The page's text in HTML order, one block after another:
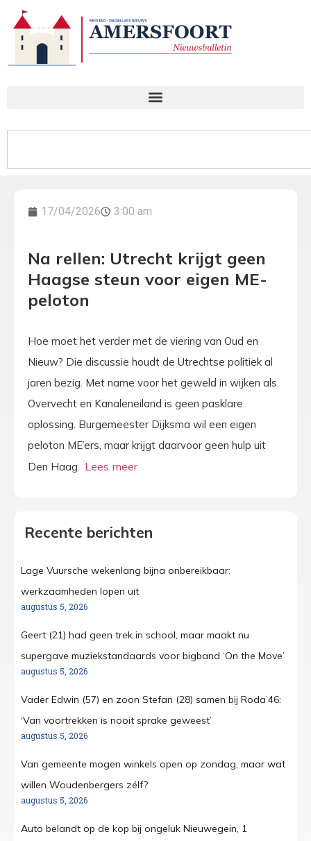
17/04/2026 3:00 am
Na rellen: Utrecht krijgt geen
Haagse steun voor eigen ME-
peloton
Hoe moet het verder met de viering van Oud en
Nieuw? Die discussie houdt de Utrechtse politiek al
jaren bezig. Met name voor het geweld in wijken als
Overvecht en Kanaleneiland is geen pasklare
oplossing. Burgemeester Dijksma wil een eigen
peloton ME’ers, maar krijgt daarvoor geen hulp uit
Den Haag.
Recente berichten
Lage Vuursche wekenlang bijna onbereikbaar:
werkzaamheden lopen uit
augustus 5, 2026
Geert (21) had geen trek in school, maar maakt nu
supergave muziekstandaards voor bigband ‘On the Move’
augustus 5, 2026
Vader Edwin (57) en zoon Stefan (28) samen bij Roda’46:
‘Van voortrekken is nooit sprake geweest’
augustus 5, 2026
Van gemeente mogen winkels open op zondag, maar wat
willen Woudenbergers zélf?
augustus 5, 2026
Auto belandt op de kop bij ongeluk Nieuwegein, 1